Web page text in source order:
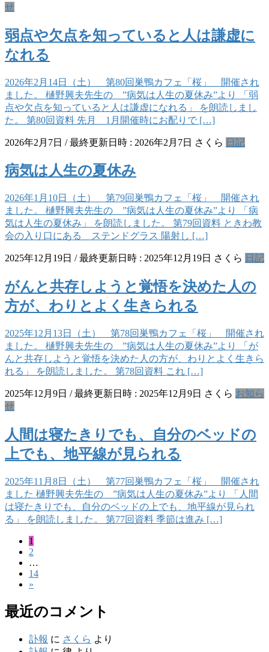
せ
弱点や欠点を知っていると人は謙虚に
なれる
2026年2月14日（土） 第80回巣鴨カフェ「桜」 開催され
ました。 樋野興夫先生の ”病気は人生の夏休み”より 「弱
点や欠点を知っていると人は謙虚になれる」 を朗読しまし
た。 第80回資料 先月 1月開催時にお配りで […]
2026年2月7日 / 最終更新日時 : 2026年2月7日 さくら 日記
病気は人生の夏休み
2026年1月10日（土） 第79回巣鴨カフェ「桜」 開催され
ました。 樋野興夫先生の ”病気は人生の夏休み”より 「病
気は人生の夏休み」 を朗読しました。 第79回資料 ときわ教
会の入り口にある ステンドグラス 陽射し […]
2025年12月19日 / 最終更新日時 : 2025年12月19日 さくら 日記
がんと共存しようと覚悟を決めた人の
方が、わりとよく生きられる
2025年12月13日（土） 第78回巣鴨カフェ「桜」 開催され
ました。 樋野興夫先生の ”病気は人生の夏休み”より 「が
んと共存しようと覚悟を決めた人の方が、わりとよく生きら
れる」 を朗読しました。 第78回資料 これ […]
2025年12月9日 / 最終更新日時 : 2025年12月9日 さくら お知ら
せ
人間は寝たきりでも、自分のベッドの
上でも、地平線が見られる
2025年11月8日（土） 第77回巣鴨カフェ「桜」 開催され
ました 樋野興夫先生の ”病気は人生の夏休み”より 「人間
は寝たきりでも、自分のベッドの上でも、地平線が見られ
る」 を朗読しました。 第77回資料 季節は進み […]
ペ
ー
固
定
ペ
ー
ジ
1
固
定
ペ
ー
ジ
2
…
固
定
ー
14
»
最近のコメント
訃報 に さくら より